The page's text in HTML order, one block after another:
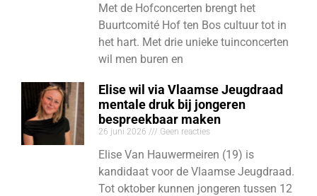
Met de Hofconcerten brengt het
Buurtcomité Hof ten Bos cultuur tot in
het hart. Met drie unieke tuinconcerten
wil men buren en
Elise wil via Vlaamse Jeugdraad
mentale druk bij jongeren
bespreekbaar maken
26 juni 2026 Geen reacties
Elise Van Hauwermeiren (19) is
kandidaat voor de Vlaamse Jeugdraad.
Tot oktober kunnen jongeren tussen 12